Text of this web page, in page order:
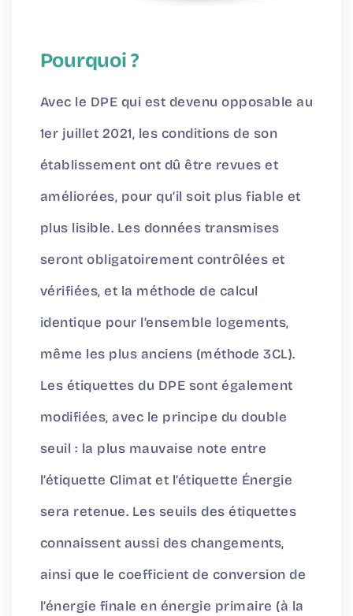
Pourquoi ?
Avec le DPE qui est devenu opposable au
1er juillet 2021, les conditions de son
établissement ont dû être revues et
améliorées, pour qu’il soit plus fiable et
plus lisible. Les données transmises
seront obligatoirement contrôlées et
vérifiées, et la méthode de calcul
identique pour l’ensemble logements,
même les plus anciens (méthode 3CL).
Les étiquettes du DPE sont également
modifiées, avec le principe du double
seuil : la plus mauvaise note entre
l’étiquette Climat et l’étiquette Énergie
sera retenue. Les seuils des étiquettes
connaissent aussi des changements,
ainsi que le coefficient de conversion de
l’énergie finale en énergie primaire (à la